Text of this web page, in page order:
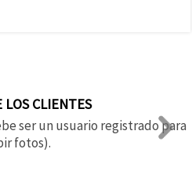
LOS CLIENTES
ser un usuario registrado para
fotos).